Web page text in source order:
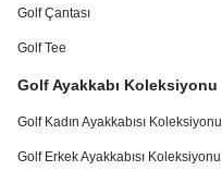
Golf Çantası
Golf Tee
Golf Ayakkabı Koleksiyonu
Golf Kadın Ayakkabısı Koleksiyonu
Golf Erkek Ayakkabısı Koleksiyonu